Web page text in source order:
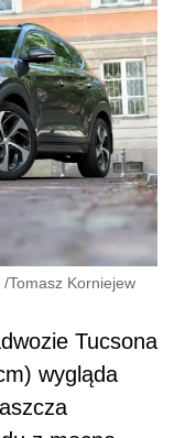
/Tomasz Korniejew
Tucsona
wygląda